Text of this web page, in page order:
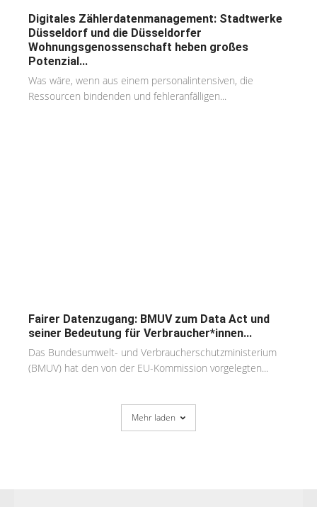
Digitales Zählerdatenmanagement: Stadtwerke
Düsseldorf und die Düsseldorfer
Wohnungsgenossenschaft heben großes
Potenzial...
Was wäre, wenn aus einem personalintensiven, die
Ressourcen bindenden und fehleranfälligen...
Fairer Datenzugang: BMUV zum Data Act und
seiner Bedeutung für Verbraucher*innen...
Das Bundesumwelt- und Verbraucherschutzministerium
(BMUV) hat den von der EU-Kommission vorgelegten...
Mehr laden